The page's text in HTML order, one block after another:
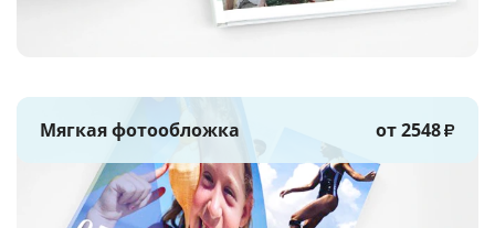
Мягкая фотообложка от 2548₽